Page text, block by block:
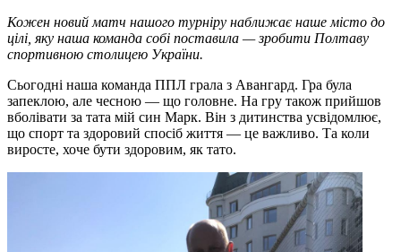
Кожен новий матч нашого турніру наближає наше місто до
цілі, яку наша команда собі поставила — зробити Полтаву
спортивною столицею України.
Сьогодні наша команда ППЛ грала з Авангард. Гра була
запеклою, але чесною — що головне. На гру також прийшов
вболівати за тата мій син Марк. Він з дитинства усвідомлює,
що спорт та здоровий спосіб життя — це важливо. Та коли
виросте, хоче бути здоровим, як тато.